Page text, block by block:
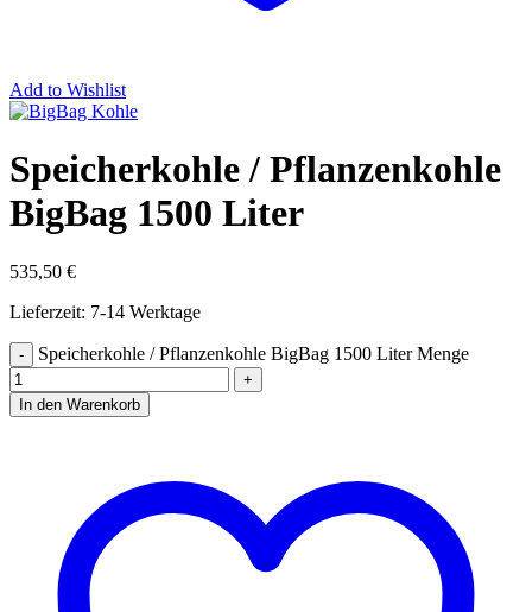
Add to Wishlist
Speicherkohle / Pflanzenkohle
BigBag 1500 Liter
535,50 €
Lieferzeit: 7-14 Werktage
Speicherkohle / Pflanzenkohle BigBag 1500 Liter Menge
In den Warenkorb